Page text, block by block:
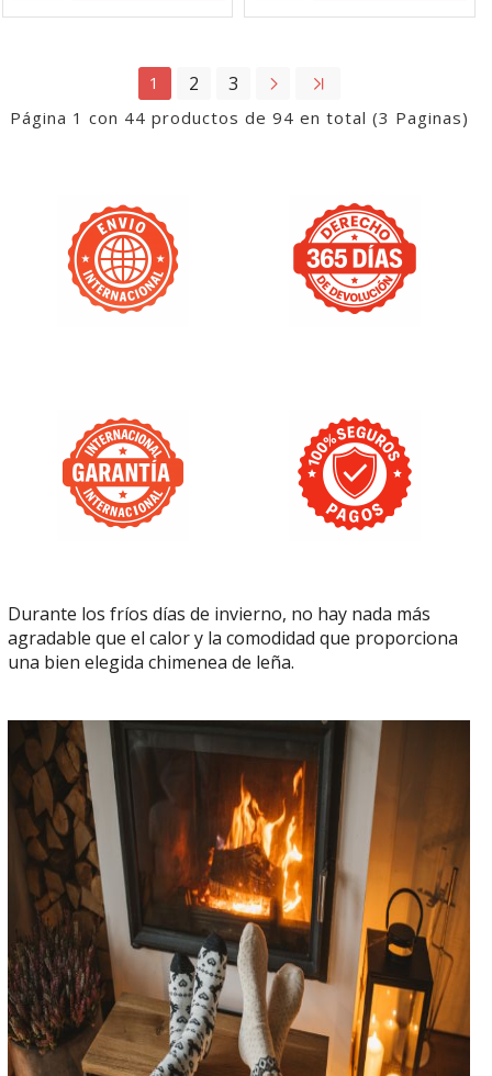
1 2 3
Página 1 con 44 productos de 94 en total (3 Paginas)
Durante los fríos días de invierno, no hay nada más
agradable que el calor y la comodidad que proporciona
una bien elegida chimenea de leña.